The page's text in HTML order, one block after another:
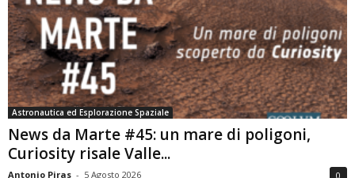
Astronautica ed Esplorazione Spaziale
News da Marte #45: un mare di poligoni,
Curiosity risale Valle...
Antonio Piras - 5 Agosto 2026 0